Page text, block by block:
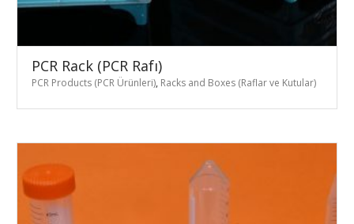
PCR Rack (PCR Rafı)
PCR Products (PCR Ürünleri), Racks and Boxes (Raflar ve Kutular)